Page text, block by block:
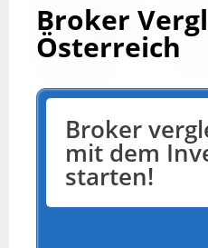
Broker
Österreich
Broker
mit dem
starten!